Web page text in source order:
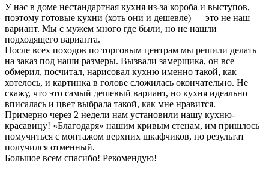
У нас в доме нестандартная кухня из-за короба и выступов,
поэтому готовые кухни (хоть они и дешевле) — это не наш
вариант. Мы с мужем много где были, но не нашли
подходящего варианта.
После всех походов по торговым центрам мы решили делать
на заказ под наши размеры. Вызвали замерщика, он все
обмерил, посчитал, нарисовал кухню именно такой, как
хотелось, и картинка в голове сложилась окончательно. Не
скажу, что это самый дешевый вариант, но кухня идеально
вписалась и цвет выбрала такой, как мне нравится.
Примерно через 2 недели нам установили нашу кухню-
красавицу! «Благодаря» нашим кривым стенам, им пришлось
помучиться с монтажом верхних шкафчиков, но результат
получился отменный.
Большое всем спасибо! Рекомендую!